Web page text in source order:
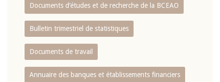
Documents d’études et de recherche de la BCEAO
Bulletin trimestriel de statistiques
Documents de travail
Annuaire des banques et établissements financiers